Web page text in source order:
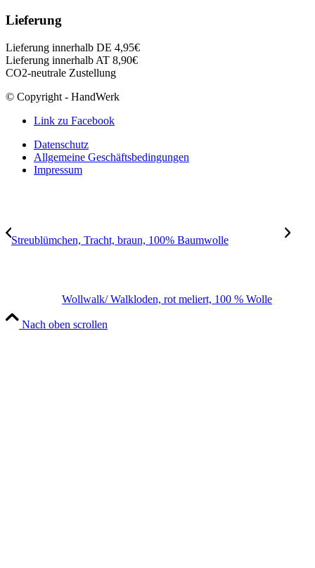
Lieferung
Lieferung innerhalb DE 4,95€
Lieferung innerhalb AT 8,90€
CO2-neutrale Zustellung
© Copyright - HandWerk
Link zu Facebook
Datenschutz
Allgemeine Geschäftsbedingungen
Impressum
Streublümchen, Tracht, braun, 100% Baumwolle
Wollwalk/ Walkloden, rot meliert, 100 % Wolle
Nach oben scrollen